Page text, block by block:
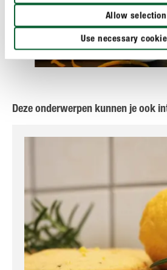
Allow selection
Use necessary
Deze onderwerpen kunnen je ook